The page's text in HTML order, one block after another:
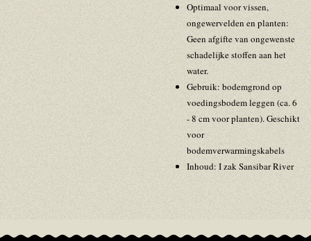
Optimaal voor vissen,
ongewervelden en planten:
Geen afgifte van ongewenste
schadelijke stoffen aan het
water.
Gebruik: bodemgrond op
voedingsbodem leggen (ca. 6
- 8 cm voor planten). Geschikt
voor
bodemverwarmingskabels
Inhoud: I zak Sansibar River